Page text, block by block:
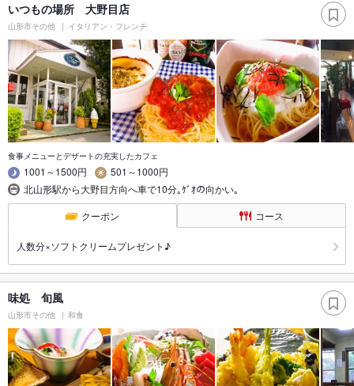
いつもの場所 大野目店
山形市その他 イタリアン・フレンチ
食事メニューとデザートの充実したカフェ
1001～1500円
501～1000円
北山形駅から大野目方向へ車で10分｡ｹﾞｵの向かい｡
クーポン コース
人数分×ソフトクリームプレゼント♪
味処 旬風
山形市その他 和食